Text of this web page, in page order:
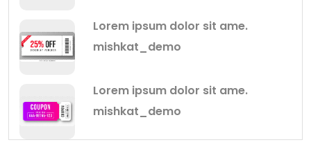
Lorem ipsum dolor sit ame.
mishkat_demo
Lorem ipsum dolor sit ame.
mishkat_demo